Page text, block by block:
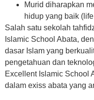
Murid diharapkan
hidup yang baik
Salah satu sekolah
Islamic School Abata,
dasar Islam yang
pengetahuan dan
Excellent Islamic School
dalam exiss abata yang